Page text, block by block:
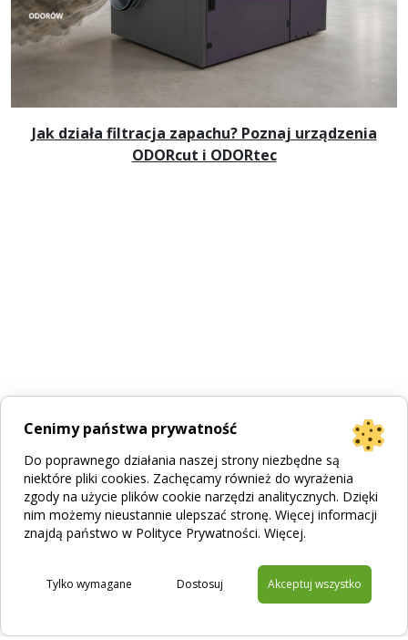
Jak działa filtracja zapachu? Poznaj urządzenia
ODORcut i ODORtec
Cenimy państwa prywatność
Do poprawnego działania naszej strony niezbędne są
niektóre pliki cookies. Zachęcamy również do wyrażenia
zgody na użycie plików cookie narzędzi analitycznych. Dzięki
nim możemy nieustannie ulepszać stronę. Więcej informacji
znajdą państwo w Polityce Prywatności. Więcej.
Dostosuj
Tylko wymagane Akceptuj wszystko